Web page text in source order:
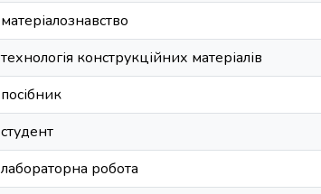
матеріалознавство
технологія конструкційних матеріалів
посібник
студент
лабораторна робота